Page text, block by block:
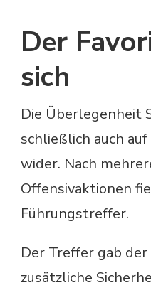
Der
sich
Die Überlegenheit
schließlich auch
wider. Nach
Offensivaktionen
Führungstreffer.
Der Treffer gab
zusätzliche